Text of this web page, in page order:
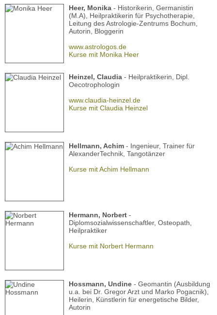
Heer, Monika - Historikerin, Germanistin
(M.A), Heilpraktikerin für Psychotherapie,
Leitung des Astrologie-Zentrums Bochum,
Autorin, Bloggerin
www.astrologos.de
Kurse mit Monika Heer
Heinzel, Claudia - Heilpraktikerin, Dipl.
Oecotrophologin
www.claudia-heinzel.de
Kurse mit Claudia Heinzel
Hellmann, Achim - Ingenieur, Trainer für
AlexanderTechnik, Tangotänzer
Kurse mit Achim Hellmann
Hermann, Norbert -
Diplomsozialwissenschaftler, Osteopath,
Heilpraktiker
Kurse mit Norbert Hermann
Hossmann, Undine - Geomantin (Ausbildung
u.a. bei Dr. Gregor Arzt und Marko Pogacnik),
Heilerin, Künstlerin für energetische Bilder,
Autorin